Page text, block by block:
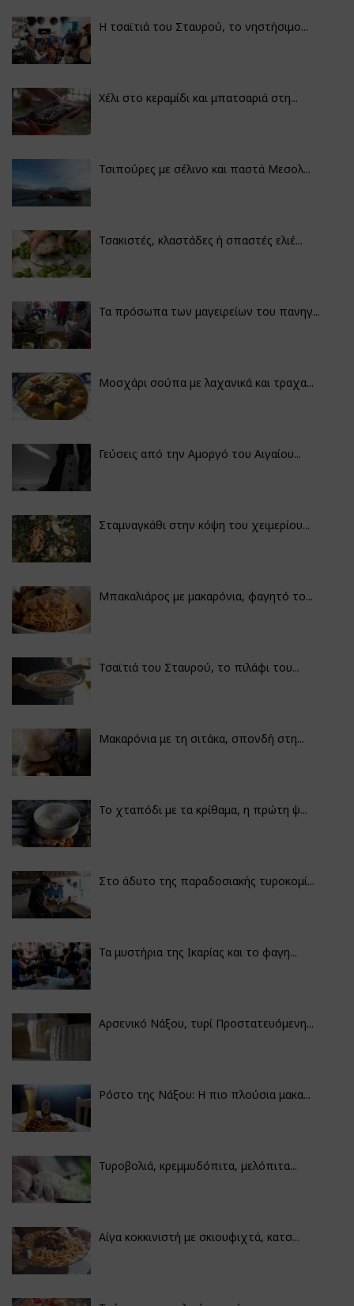
Η τσαϊτιά του Σταυρού, το νηστήσιμο...
Χέλι στο κεραμίδι και μπατσαριά στη...
Τσιπούρες με σέλινο και παστά Μεσολ...
Τσακιστές, κλαστάδες ή σπαστές ελιέ...
Τα πρόσωπα των μαγειρείων του πανηγ...
Μοσχάρι σούπα με λαχανικά και τραχα...
Γεύσεις από την Αμοργό του Αιγαίου...
Σταμναγκάθι στην κόψη του χειμερίου...
Μπακαλιάρος με μακαρόνια, φαγητό το...
Τσαϊτιά του Σταυρού, το πιλάφι του...
Μακαρόνια με τη σιτάκα, σπονδή στη...
Το χταπόδι με τα κρίθαμα, η πρώτη ψ...
Στο άδυτο της παραδοσιακής τυροκομί...
Τα μυστήρια της Ικαρίας και το φαγη...
Αρσενικό Νάξου, τυρί Προστατευόμενη...
Ρόστο της Νάξου: Η πιο πλούσια μακα...
Τυροβολιά, κρεμμυδόπιτα, μελόπιτα...
Αίγα κοκκινιστή με σκιουφιχτά, κατσ...